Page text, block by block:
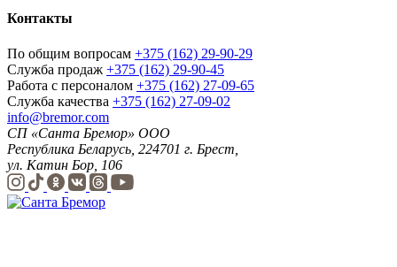
Контакты
По общим вопросам +375 (162) 29-90-29
Служба продаж +375 (162) 29-90-45
Работа с персоналом +375 (162) 27-09-65
Служба качества +375 (162) 27-09-02
info@bremor.com
СП «Санта Бремор» ООО
Республика Беларусь, 224701 г. Брест,
ул. Катин Бор, 106